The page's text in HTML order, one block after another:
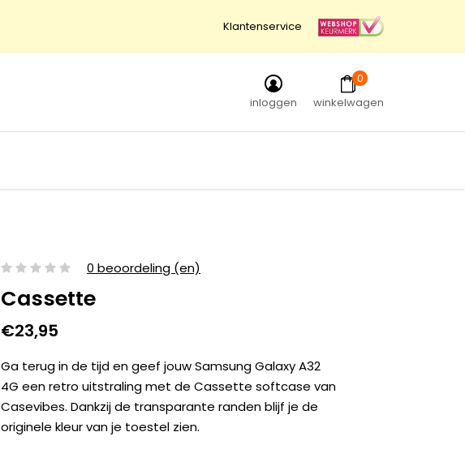
Klantenservice
inloggen
0
winkelwagen
0 beoordeling (en)
Cassette
€23,95
Ga terug in de tijd en geef jouw Samsung Galaxy A32
4G een retro uitstraling met de Cassette softcase van
Casevibes. Dankzij de transparante randen blijf je de
originele kleur van je toestel zien.